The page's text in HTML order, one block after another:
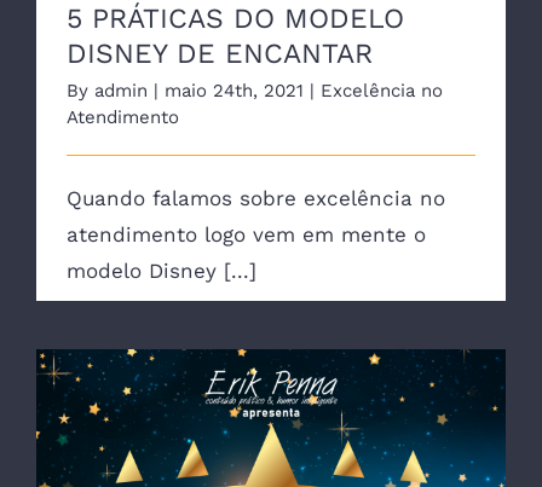
5 PRÁTICAS DO MODELO
DISNEY DE ENCANTAR
By admin | maio 24th, 2021 | Excelência no
Atendimento
Quando falamos sobre excelência no
atendimento logo vem em mente o
modelo Disney [...]